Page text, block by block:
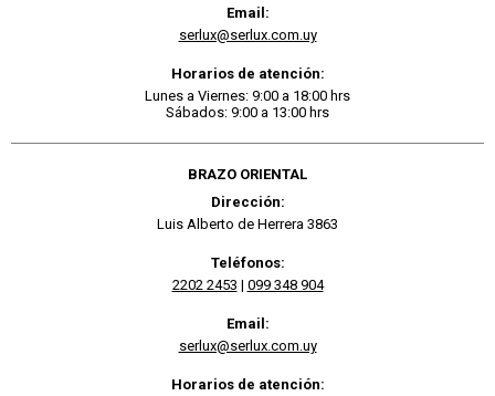
Email:
serlux@serlux.com.uy
Horarios de atención:
Lunes a Viernes: 9:00 a 18:00 hrs
Sábados: 9:00 a 13:00 hrs
BRAZO ORIENTAL
Dirección:
Luis Alberto de Herrera 3863
Teléfonos:
2202 2453 | 099 348 904
Email:
serlux@serlux.com.uy
Horarios de atención: